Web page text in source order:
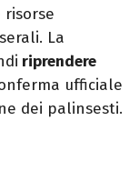
risorse
La
riprendere
ufficiale
dei palinsesti.